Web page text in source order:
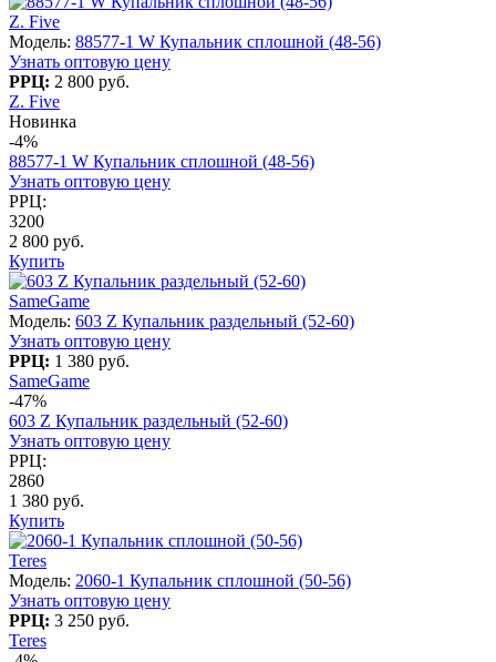
Z. Five
Модель: 88577-1 W Купальник сплошной (48-56)
Узнать оптовую цену
РРЦ: 2 800 руб.
Z. Five
Новинка
-4%
88577-1 W Купальник сплошной (48-56)
Узнать оптовую цену
РРЦ:
3200
2 800 руб.
Купить
SameGame
Модель: 603 Z Купальник раздельный (52-60)
Узнать оптовую цену
РРЦ: 1 380 руб.
SameGame
-47%
603 Z Купальник раздельный (52-60)
Узнать оптовую цену
РРЦ:
2860
1 380 руб.
Купить
Teres
Модель: 2060-1 Купальник сплошной (50-56)
Узнать оптовую цену
РРЦ: 3 250 руб.
Teres